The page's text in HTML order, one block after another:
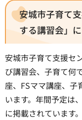
安城市子育て
する講習会」
安城市子育て支援セ
び講習会、子育て何
座、FSママ講座、子
います。年間予定は、
に掲載されています